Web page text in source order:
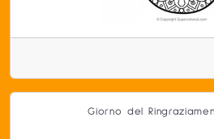
Giorno del